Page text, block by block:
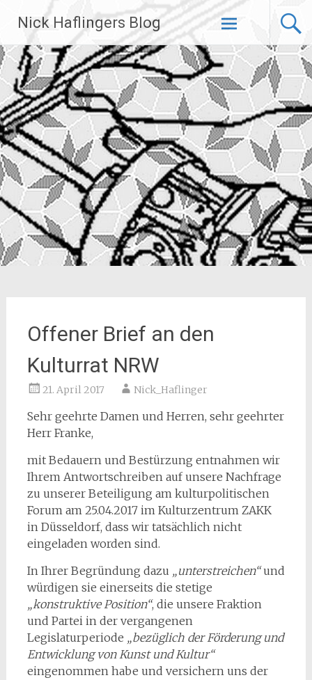
Inhalt
springen
Nick Haflingers Blog
Offener Brief an den
Kulturrat NRW
21. April 2017 Nick_Haflinger
Sehr geehrte Damen und Herren, sehr geehrter
Herr Franke,
mit Bedauern und Bestürzung entnahmen wir
Ihrem Antwortschreiben auf unsere Nachfrage
zu unserer Beteiligung am kulturpolitischen
Forum am 25.04.2017 im Kulturzentrum ZAKK
in Düsseldorf, dass wir tatsächlich nicht
eingeladen worden sind.
In Ihrer Begründung dazu „unterstreichen“und
würdigen sie einerseits die stetige
„konstruktive Position“, die unsere Fraktion
und Partei in der vergangenen
Legislaturperiode „bezüglich der Förderung und
Entwicklung von Kunst und Kultur“
eingenommen habe und versichern uns der